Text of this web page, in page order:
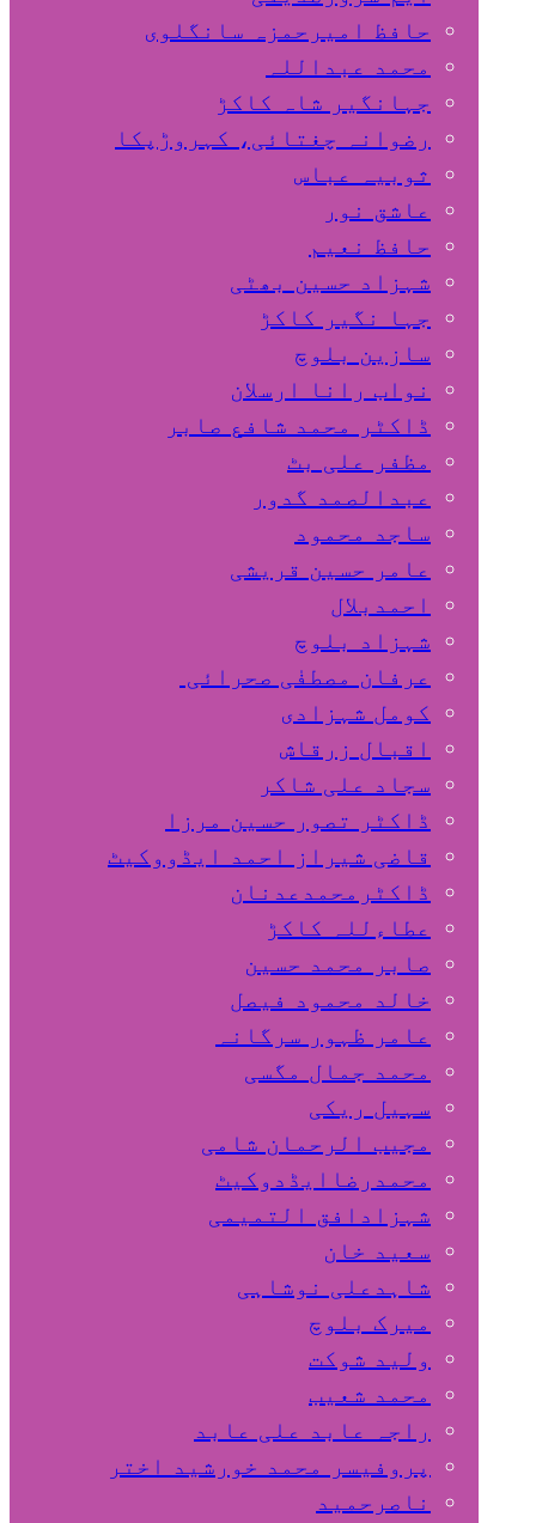
حافظ امیرحمزہ سانگلوی
محمد عبداللہ
جہانگیر شاہ کاکڑ
رضوانہ چغتائی، کہروڑپکا
ثوبیہ عباس
عاشق نور
حافظ نعیم
شہزاد حسین بھٹی
جہا نگیر کاکڑ
سازین بلوچ
نواب رانا ارسلان
ڈاکٹر محمد شافع صابر
مظفر علی بٹ
عبدالصمد گدور
ساجد محمود
عامر حسین قریشی
اﺣﻤﺪﺑﻼل
شہزاد بلوچ
عرفان مصطفٰی صحرائی
کومل شہزادی
اقبال زرقاش
سجاد علی شاکر
ڈاکٹر تصور حسین مرزا
قاضی شیراز احمد ایڈووکیٹ
ڈاکٹرمحمدعدنان
عطاءللہ کاکڑ
صابر محمد حسین
خالد محمود فیصل
عامر ظہور سرگانہ
محمد جمال مگسی
سہیل ريكی
مجیب الرحمان شامی
محمدرضاایڈدوکیٹ
شہزادافق التمیمی
سعید خان
شاہدعلی نوشاہی
میرک بلوچ
ولید شوکت
محمد شعیب
راجہ عابد علی عابد
پروفیسر محمد خورشید اختر
ناصرحمید